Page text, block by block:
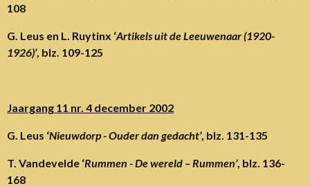
108
G. Leus en L. Ruytinx ‘Artikels uit de Leeuwenaar (1920-
1926)’, blz. 109-125
Jaargang 11 nr. 4 december 2002
G. Leus ‘Nieuwdorp - Ouder dan gedacht’, blz. 131-135
T. Vandevelde ‘Rummen - De wereld – Rummen’, blz. 136-
168